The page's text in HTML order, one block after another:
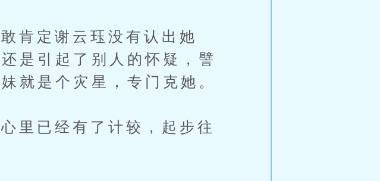
定谢云珏没有认出她
是引起了别人的怀疑，譬
就是个灾星，专门克她。
已经有了计较，起步往